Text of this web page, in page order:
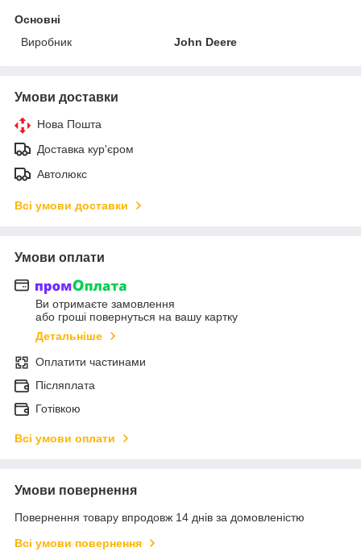
Основні
Виробник
John Deere
Умови доставки
Нова Пошта
Доставка кур'єром
Автолюкс
Всі умови доставки
Умови оплати
Ви отримаєте замовлення
або гроші повернуться на вашу картку
Детальніше
Оплатити частинами
Післяплата
Готівкою
Всі умови оплати
Умови повернення
Повернення товару впродовж 14 днів за домовленістю
Всі умови повернення